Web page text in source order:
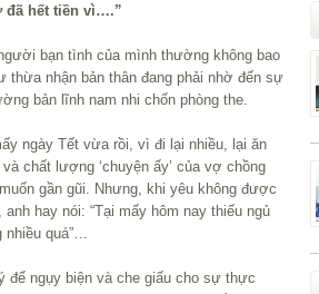
đã hết tiền vì….”
bạn tình của mình thường không bao
thừa nhận bản thân đang phải nhờ đến sự
bản lĩnh nam nhi chốn phòng the.
ngày Tết vừa rồi, vì đi lại nhiều, lại ăn
chất lượng ‘chuyện ấy’ của vợ chồng
gần gũi. Nhưng, khi yêu không được
hay nói: “Tại mấy hôm nay thiếu ngủ
quá”…
để ngụy biện và che giấu cho sự thực